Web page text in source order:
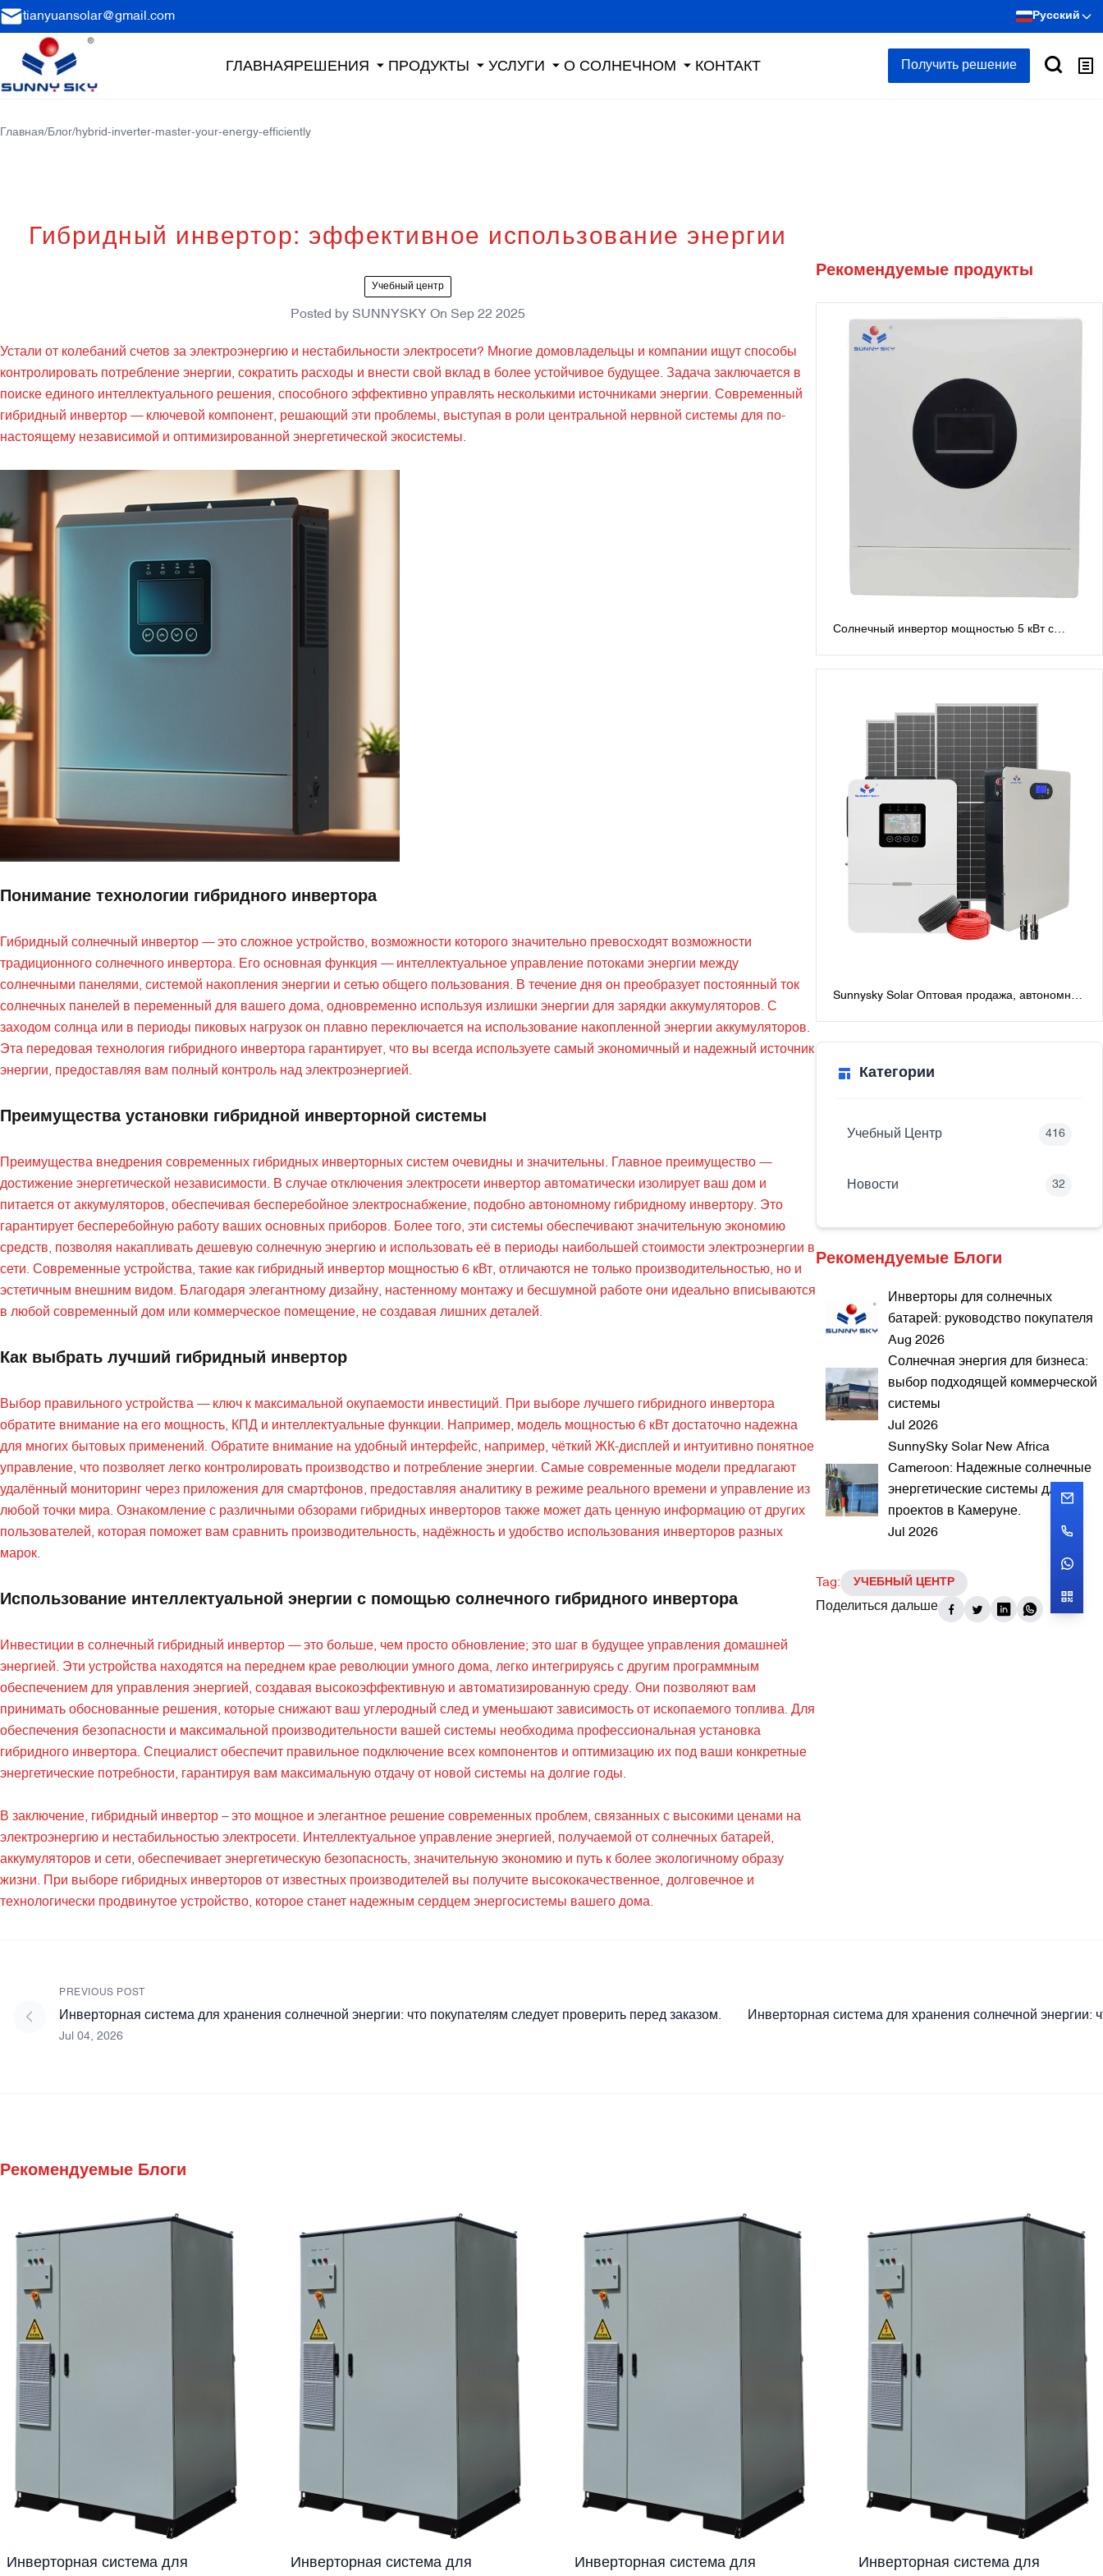
tianyuansolar@gmail.com Русский
ГЛАВНАЯРЕШЕНИЯ ПРОДУКТЫ УСЛУГИ О СОЛНЕЧНОМ КОНТАКТ Получить решение
Главная/Блог/hybrid-inverter-master-your-energy-efficiently
Гибридный инвертор: эффективное использование энергии
Учебный центр
Posted by SUNNYSKY On Sep 22 2025
Устали от колебаний счетов за электроэнергию и нестабильности электросети? Многие домовладельцы и компании ищут способы
контролировать потребление энергии, сократить расходы и внести свой вклад в более устойчивое будущее. Задача заключается в
поиске единого интеллектуального решения, способного эффективно управлять несколькими источниками энергии. Современный
гибридный инвертор — ключевой компонент, решающий эти проблемы, выступая в роли центральной нервной системы для по-
настоящему независимой и оптимизированной энергетической экосистемы.
Понимание технологии гибридного инвертора
Гибридный солнечный инвертор — это сложное устройство, возможности которого значительно превосходят возможности
традиционного солнечного инвертора. Его основная функция — интеллектуальное управление потоками энергии между
солнечными панелями, системой накопления энергии и сетью общего пользования. В течение дня он преобразует постоянный ток
солнечных панелей в переменный для вашего дома, одновременно используя излишки энергии для зарядки аккумуляторов. С
заходом солнца или в периоды пиковых нагрузок он плавно переключается на использование накопленной энергии аккумуляторов.
Эта передовая технология гибридного инвертора гарантирует, что вы всегда используете самый экономичный и надежный источник
энергии, предоставляя вам полный контроль над электроэнергией.
Преимущества установки гибридной инверторной системы
Преимущества внедрения современных гибридных инверторных систем очевидны и значительны. Главное преимущество —
достижение энергетической независимости. В случае отключения электросети инвертор автоматически изолирует ваш дом и
питается от аккумуляторов, обеспечивая бесперебойное электроснабжение, подобно автономному гибридному инвертору. Это
гарантирует бесперебойную работу ваших основных приборов. Более того, эти системы обеспечивают значительную экономию
средств, позволяя накапливать дешевую солнечную энергию и использовать её в периоды наибольшей стоимости электроэнергии в
сети. Современные устройства, такие как гибридный инвертор мощностью 6 кВт, отличаются не только производительностью, но и
эстетичным внешним видом. Благодаря элегантному дизайну, настенному монтажу и бесшумной работе они идеально вписываются
в любой современный дом или коммерческое помещение, не создавая лишних деталей.
Как выбрать лучший гибридный инвертор
Выбор правильного устройства — ключ к максимальной окупаемости инвестиций. При выборе лучшего гибридного инвертора
обратите внимание на его мощность, КПД и интеллектуальные функции. Например, модель мощностью 6 кВт достаточно надежна
для многих бытовых применений. Обратите внимание на удобный интерфейс, например, чёткий ЖК-дисплей и интуитивно понятное
управление, что позволяет легко контролировать производство и потребление энергии. Самые современные модели предлагают
удалённый мониторинг через приложения для смартфонов, предоставляя аналитику в режиме реального времени и управление из
любой точки мира. Ознакомление с различными обзорами гибридных инверторов также может дать ценную информацию от других
пользователей, которая поможет вам сравнить производительность, надёжность и удобство использования инверторов разных
марок.
Использование интеллектуальной энергии с помощью солнечного гибридного инвертора
Инвестиции в солнечный гибридный инвертор — это больше, чем просто обновление; это шаг в будущее управления домашней
энергией. Эти устройства находятся на переднем крае революции умного дома, легко интегрируясь с другим программным
обеспечением для управления энергией, создавая высокоэффективную и автоматизированную среду. Они позволяют вам
принимать обоснованные решения, которые снижают ваш углеродный след и уменьшают зависимость от ископаемого топлива. Для
обеспечения безопасности и максимальной производительности вашей системы необходима профессиональная установка
гибридного инвертора. Специалист обеспечит правильное подключение всех компонентов и оптимизацию их под ваши конкретные
энергетические потребности, гарантируя вам максимальную отдачу от новой системы на долгие годы.
В заключение, гибридный инвертор – это мощное и элегантное решение современных проблем, связанных с высокими ценами на
электроэнергию и нестабильностью электросети. Интеллектуальное управление энергией, получаемой от солнечных батарей,
аккумуляторов и сети, обеспечивает энергетическую безопасность, значительную экономию и путь к более экологичному образу
жизни. При выборе гибридных инверторов от известных производителей вы получите высококачественное, долговечное и
технологически продвинутое устройство, которое станет надежным сердцем энергосистемы вашего дома.
Рекомендуемые продукты
Солнечный инвертор мощностью 5 кВт с
Sunnysky Solar Оптовая продажа, автономная
системы с батареями
Категории
Учебный Центр 416
Новости 32
Рекомендуемые Блоги
Инверторы для солнечных
батарей: руководство покупателя
Aug 2026
Солнечная энергия для бизнеса:
выбор подходящей коммерческой
системы
Jul 2026
SunnySky Solar New Africa
Cameroon: Надежные солнечные
энергетические системы для
проектов в Камеруне.
Jul 2026
Tag: УЧЕБНЫЙ ЦЕНТР
Поделиться дальше
PREVIOUS POST
Инверторная система для хранения солнечной энергии: что покупателям следует проверить перед заказом.
Jul 04, 2026
Инверторная система для хранения солнечной энергии:
Рекомендуемые Блоги
Инверторная система для
Инверторная система для
Инверторная система для
Инверторная система для